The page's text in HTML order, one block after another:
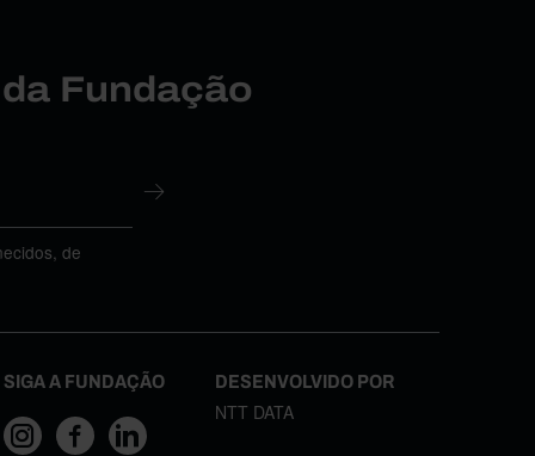
Fundação
de
SIGA A FUNDAÇÃO DESENVOLVIDO POR
NTT DATA